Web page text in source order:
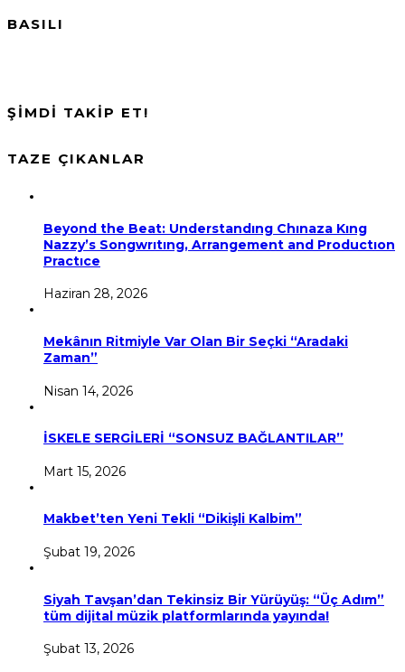
BASILI
ŞİMDİ TAKİP ET!
TAZE ÇIKANLAR
Beyond the Beat: Understandıng Chınaza Kıng
Nazzy’s Songwrıtıng, Arrangement and Productıon
Practıce
Haziran 28, 2026
Mekânın Ritmiyle Var Olan Bir Seçki “Aradaki
Zaman”
Nisan 14, 2026
İSKELE SERGİLERİ “SONSUZ BAĞLANTILAR”
Mart 15, 2026
Makbet’ten Yeni Tekli “Dikişli Kalbim”
Şubat 19, 2026
Siyah Tavşan’dan Tekinsiz Bir Yürüyüş: “Üç Adım”
tüm dijital müzik platformlarında yayında!
Şubat 13, 2026